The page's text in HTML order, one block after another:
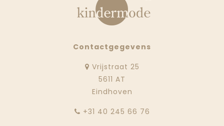
Contactgegevens
Vrijstraat 25
5611 AT
Eindhoven
‭+31 40 245 66 76